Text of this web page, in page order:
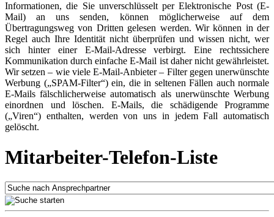
Informationen, die Sie unverschlüsselt per Elektronische Post (E-
Mail) an uns senden, können möglicherweise auf dem
Übertragungsweg von Dritten gelesen werden. Wir können in der
Regel auch Ihre Identität nicht überprüfen und wissen nicht, wer
sich hinter einer E-Mail-Adresse verbirgt. Eine rechtssichere
Kommunikation durch einfache E-Mail ist daher nicht gewährleistet.
Wir setzen – wie viele E-Mail-Anbieter – Filter gegen unerwünschte
Werbung („SPAM-Filter“) ein, die in seltenen Fällen auch normale
E-Mails fälschlicherweise automatisch als unerwünschte Werbung
einordnen und löschen. E-Mails, die schädigende Programme
(„Viren“) enthalten, werden von uns in jedem Fall automatisch
gelöscht.
Mitarbeiter-Telefon-Liste